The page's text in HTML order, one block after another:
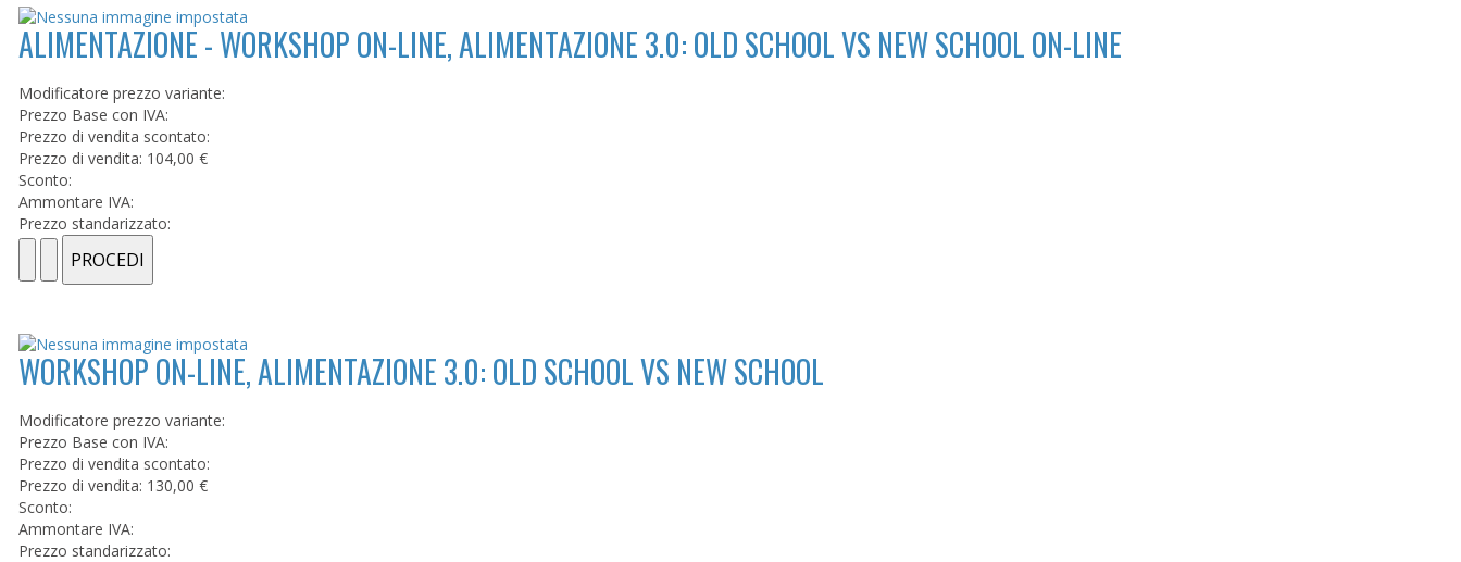
ALIMENTAZIONE - WORKSHOP ON-LINE, ALIMENTAZIONE 3.0: OLD SCHOOL VS NEW SCHOOL ON-LINE
Modificatore prezzo variante:
Prezzo Base con IVA:
Prezzo di vendita scontato:
Prezzo di vendita: 104,00 €
Sconto:
Ammontare IVA:
Prezzo standarizzato:
WORKSHOP ON-LINE, ALIMENTAZIONE 3.0: OLD SCHOOL VS NEW SCHOOL
Modificatore prezzo variante:
Prezzo Base con IVA:
Prezzo di vendita scontato:
Prezzo di vendita: 130,00 €
Sconto:
Ammontare IVA:
Prezzo standarizzato: